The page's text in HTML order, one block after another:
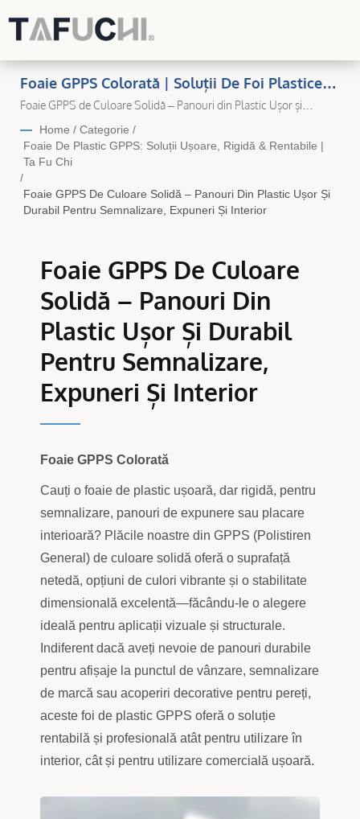
Foaie GPPS Colorată | Soluții De Foi Plastice
Durabile Și De Înaltă Calitate Pentru Fiecare
Aplicație
Foaie GPPS de Culoare Solidă – Panouri din Plastic Ușor și
Foi Plastice Premium în Taiwan – Ta Fu Chi Plastic
Home / Categorie /
Foaie De Plastic GPPS: Soluții Ușoare, Rigidă & Rentabile |
Ta Fu Chi
/
Foaie GPPS De Culoare Solidă – Panouri Din Plastic Ușor Și
Durabil Pentru Semnalizare, Expuneri Și Interior
Foaie GPPS De Culoare
Solidă – Panouri Din
Plastic Ușor Și Durabil
Pentru Semnalizare,
Expuneri Și Interior
Foaie GPPS Colorată
Cauți o foaie de plastic ușoară, dar rigidă, pentru
semnalizare, panouri de expunere sau placare
interioară? Plăcile noastre din GPPS (Polistiren
General) de culoare solidă oferă o suprafață
netedă, opțiuni de culori vibrante și o stabilitate
dimensională excelentă—făcându-le o alegere
ideală pentru aplicații vizuale și structurale.
Indiferent dacă aveți nevoie de panouri durabile
pentru afișaje la punctul de vânzare, semnalizare
de marcă sau acoperiri decorative pentru pereți,
aceste foi de plastic GPPS oferă o soluție
rentabilă și profesională atât pentru utilizare în
interior, cât și pentru utilizare comercială ușoară.